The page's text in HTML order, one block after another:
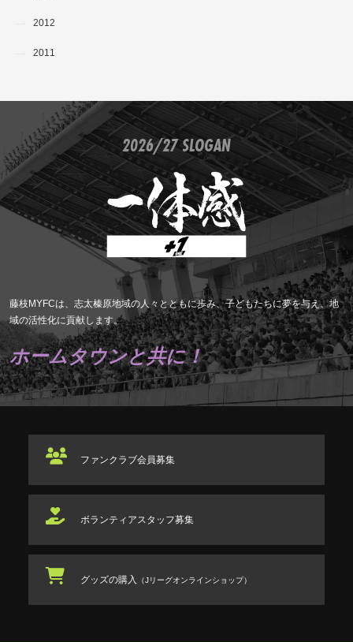
2012
2011
2026/27 SLOGAN
藤枝MYFCは、志太榛原地域の人々とともに歩み、子どもたちに夢を与え、地
域の活性化に貢献します。
ホームタウンと共に！
ファンクラブ会員募集
ボランティアスタッフ募集
グッズの購入 （Jリーグオンラインショップ）